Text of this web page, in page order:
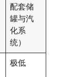
配套储
罐与汽
化系
统）
极低